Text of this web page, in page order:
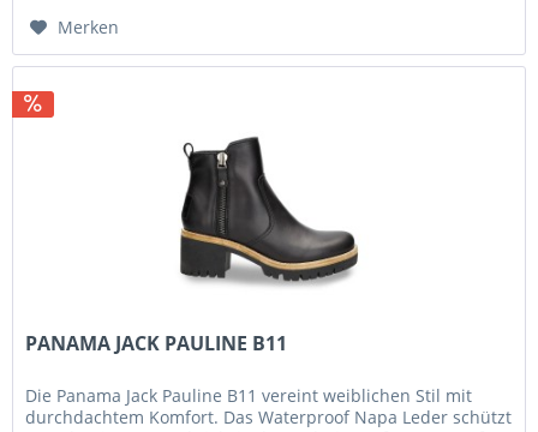
Merken
PANAMA JACK PAULINE B11
Die Panama Jack Pauline B11 vereint weiblichen Stil mit
durchdachtem Komfort. Das Waterproof Napa Leder schützt